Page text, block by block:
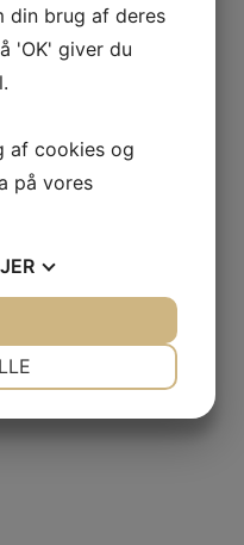
din brug af deres
'OK' giver du
af cookies og
på vores